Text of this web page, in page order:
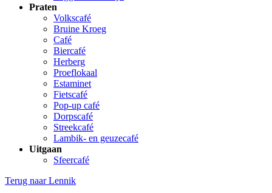
Praten
Volkscafé
Bruine Kroeg
Café
Biercafé
Herberg
Proeflokaal
Estaminet
Fietscafé
Pop-up café
Dorpscafé
Streekcafé
Lambik- en geuzecafé
Uitgaan
Sfeercafé
Terug naar Lennik